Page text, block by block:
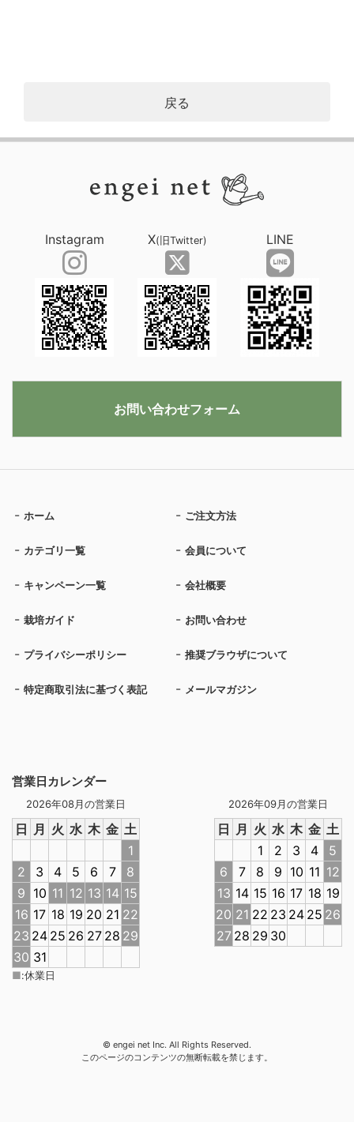
戻る
営業日カレンダー
2026年08月の営業日
日 月 火 水 木 金 土
1
2
3 4 5 6 7
8
9 10 11 12 13 14 15
16 17 18 19 20 21 22
23 24 25 26 27 28 29
30 31
2026年09月の営業日
日 月 火 水 木 金 土
1
2 3 4
5
6
7 8 9 10 11 12
13 14 15 16 17 18 19
20 21 22 23 24 25 26
27 28 29 30
■:休業日
ホーム ご注文方法
カテゴリ一覧 会員について
キャンペーン一覧 会社概要
栽培ガイド お問い合わせ
プライバシーポリシー 推奨ブラウザについて
特定商取引法に基づく表記 メールマガジン
Instagram X(旧Twitter) LINE
お問い合わせフォーム
© engei net Inc. All Rights Reserved.
このページのコンテンツの無断転載を禁じます。